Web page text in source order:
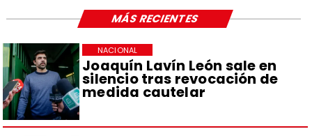
Joaquín Lavín León sale en
silencio tras revocación de
medida cautelar
NACIONAL
MÁS RECIENTES